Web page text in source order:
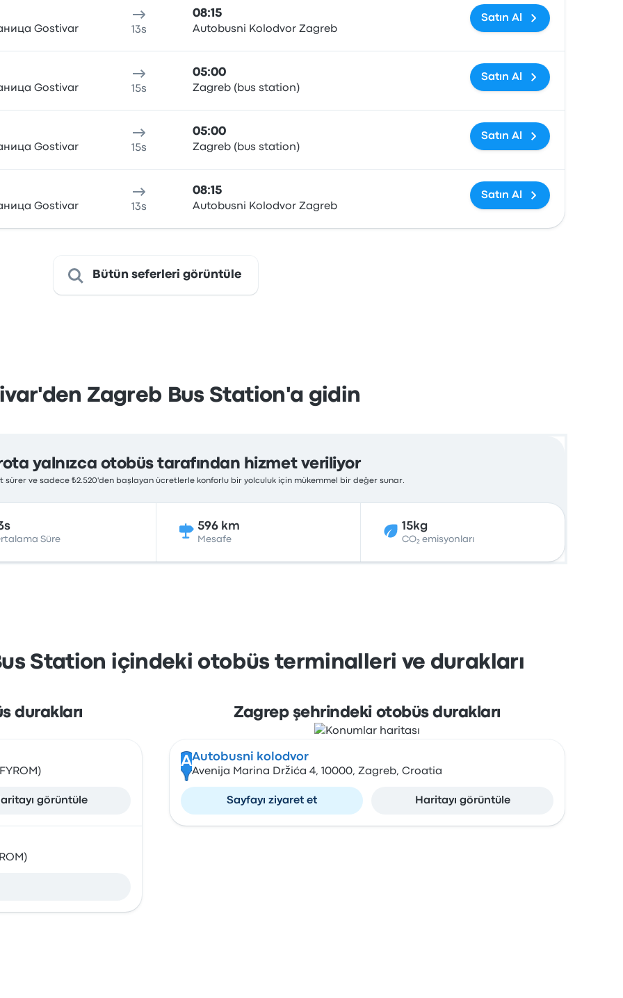
Gostivar 13s
08:15
Autobusni Kolodvor Zagreb
Satın Al
Gostivar 15s
05:00
Zagreb (bus station)
Satın Al
Gostivar 15s
05:00
Zagreb (bus station)
Satın Al
Gostivar 13s
08:15
Autobusni Kolodvor Zagreb
Satın Al
Bütün seferleri görüntüle
Zagreb Bus Station'a gidin
yalnızca otobüs tarafından hizmet veriliyor
sürer ve sadece ₺2.520'den başlayan ücretlerle konforlu bir yolculuk için mükemmel bir değer sunar.
Süre
596 km
Mesafe
15kg
CO₂ emisyonları
Station içindeki otobüs terminalleri ve durakları
durakları
görüntüle
Zagrep şehrindeki otobüs durakları
AAutobusni kolodvor
Avenija Marina Držića 4, 10000, Zagreb, Croatia
Sayfayı ziyaret et Haritayı görüntüle